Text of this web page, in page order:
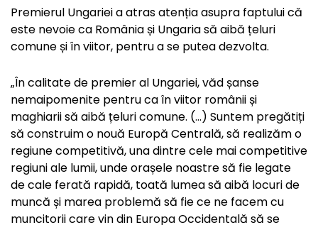
Premierul Ungariei a atras atenția asupra faptului că
este nevoie ca România și Ungaria să aibă țeluri
comune și în viitor, pentru a se putea dezvolta.
„În calitate de premier al Ungariei, văd șanse
nemaipomenite pentru ca în viitor românii și
maghiarii să aibă țeluri comune. (…) Suntem pregătiți
să construim o nouă Europă Centrală, să realizăm o
regiune competitivă, una dintre cele mai competitive
regiuni ale lumii, unde orașele noastre să fie legate
de cale ferată rapidă, toată lumea să aibă locuri de
muncă și marea problemă să fie ce ne facem cu
muncitorii care vin din Europa Occidentală să se